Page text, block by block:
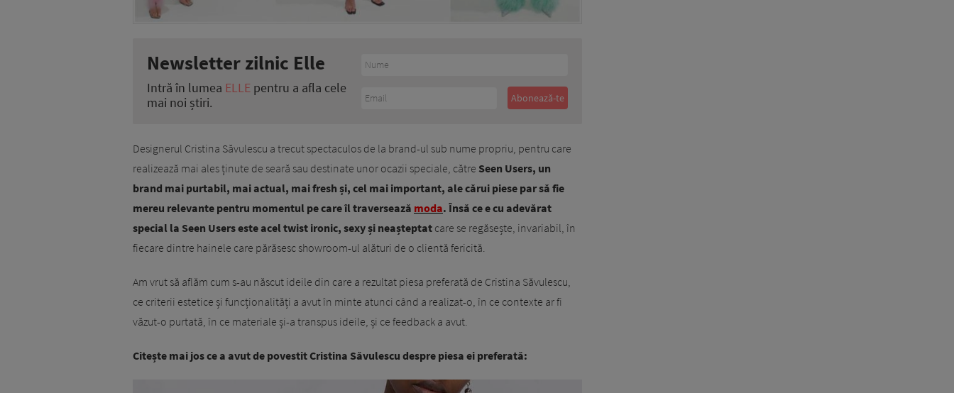
Newsletter zilnic Elle
Intră în lumea ELLE pentru a afla cele
mai noi știri.
Designerul Cristina Săvulescu a trecut spectaculos de la brand-ul sub nume propriu, pentru care
realizează mai ales ținute de seară sau destinate unor ocazii speciale, către Seen Users, un
brand mai purtabil, mai actual, mai fresh și, cel mai important, ale cărui piese par să fie
mereu relevante pentru momentul pe care îl traversează moda. Însă ce e cu adevărat
special la Seen Users este acel twist ironic, sexy și neașteptat care se regăsește, invariabil, în
fiecare dintre hainele care părăsesc showroom-ul alături de o clientă fericită.
Am vrut să aflăm cum s-au născut ideile din care a rezultat piesa preferată de Cristina Săvulescu,
ce criterii estetice și funcționalități a avut în minte atunci când a realizat-o, în ce contexte ar fi
văzut-o purtată, în ce materiale și-a transpus ideile, și ce feedback a avut.
Citește mai jos ce a avut de povestit Cristina Săvulescu despre piesa ei preferată: